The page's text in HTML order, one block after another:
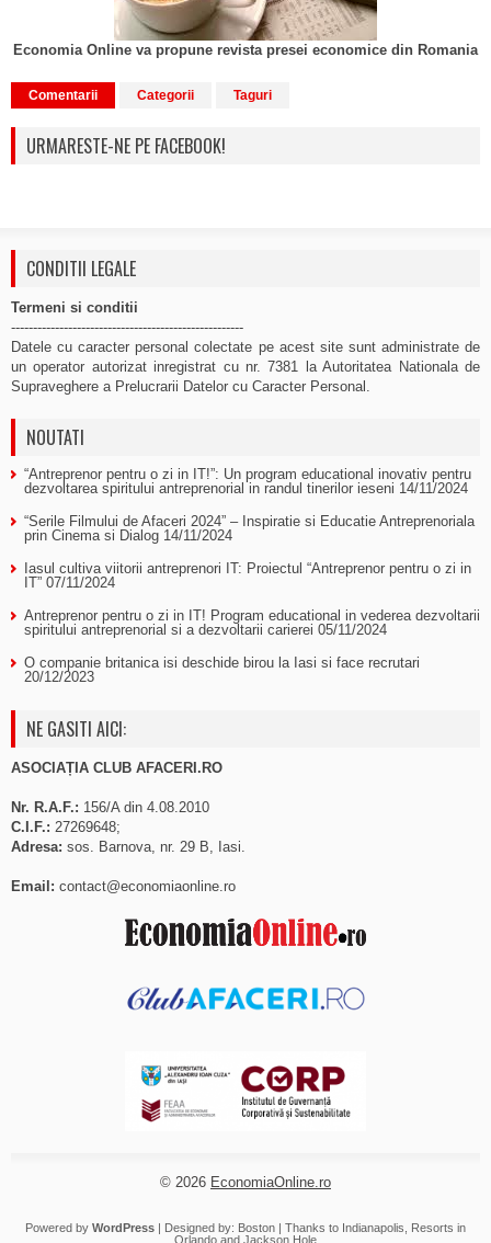
Economia Online va propune revista presei economice din Romania
Comentarii Categorii Taguri
URMARESTE-NE PE FACEBOOK!
CONDITII LEGALE
Termeni si conditii
-----------------------------------------------------
Datele cu caracter personal colectate pe acest site sunt administrate de
un operator autorizat inregistrat cu nr. 7381 la Autoritatea Nationala de
Supraveghere a Prelucrarii Datelor cu Caracter Personal.
NOUTATI
“Antreprenor pentru o zi in IT!”: Un program educational inovativ pentru
dezvoltarea spiritului antreprenorial in randul tinerilor ieseni 14/11/2024
“Serile Filmului de Afaceri 2024” – Inspiratie si Educatie Antreprenoriala
prin Cinema si Dialog 14/11/2024
Iasul cultiva viitorii antreprenori IT: Proiectul “Antreprenor pentru o zi in
IT” 07/11/2024
Antreprenor pentru o zi in IT! Program educational in vederea dezvoltarii
spiritului antreprenorial si a dezvoltarii carierei 05/11/2024
O companie britanica isi deschide birou la Iasi si face recrutari
20/12/2023
NE GASITI AICI:
ASOCIAȚIA CLUB AFACERI.RO
Nr. R.A.F.: 156/A din 4.08.2010
C.I.F.: 27269648;
Adresa: sos. Barnova, nr. 29 B, Iasi.
Email: contact@economiaonline.ro
© 2026 EconomiaOnline.ro
Powered by WordPress | Designed by: Boston | Thanks to Indianapolis
Resorts in
Orlando and Jackson Hole